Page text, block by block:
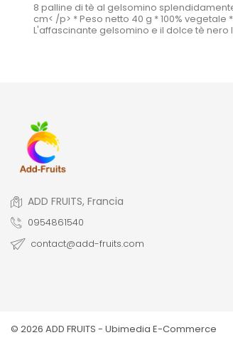
8 palline di tè al gelsomino
cm< /p> * Peso netto 40 g * 100%
L'affascinante gelsomino e il dolce tè
ADD FRUITS, Francia
0954861540
contact@add-fruits.com
© 2026 ADD FRUITS - Ubimedia E-Commerce